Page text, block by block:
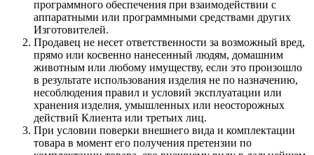
программного обеспечения при взаимодействии с
аппаратными или программными средствами других
Изготовителей.
Продавец не несет ответственности за возможный вред,
прямо или косвенно нанесенный людям, домашним
животным или любому имуществу, если это произошло
в результате использования изделия не по назначению,
несоблюдения правил и условий эксплуатации или
хранения изделия, умышленных или неосторожных
действий Клиента или третьих лиц.
При условии поверки внешнего вида и комплектации
товара в момент его получения претензии по